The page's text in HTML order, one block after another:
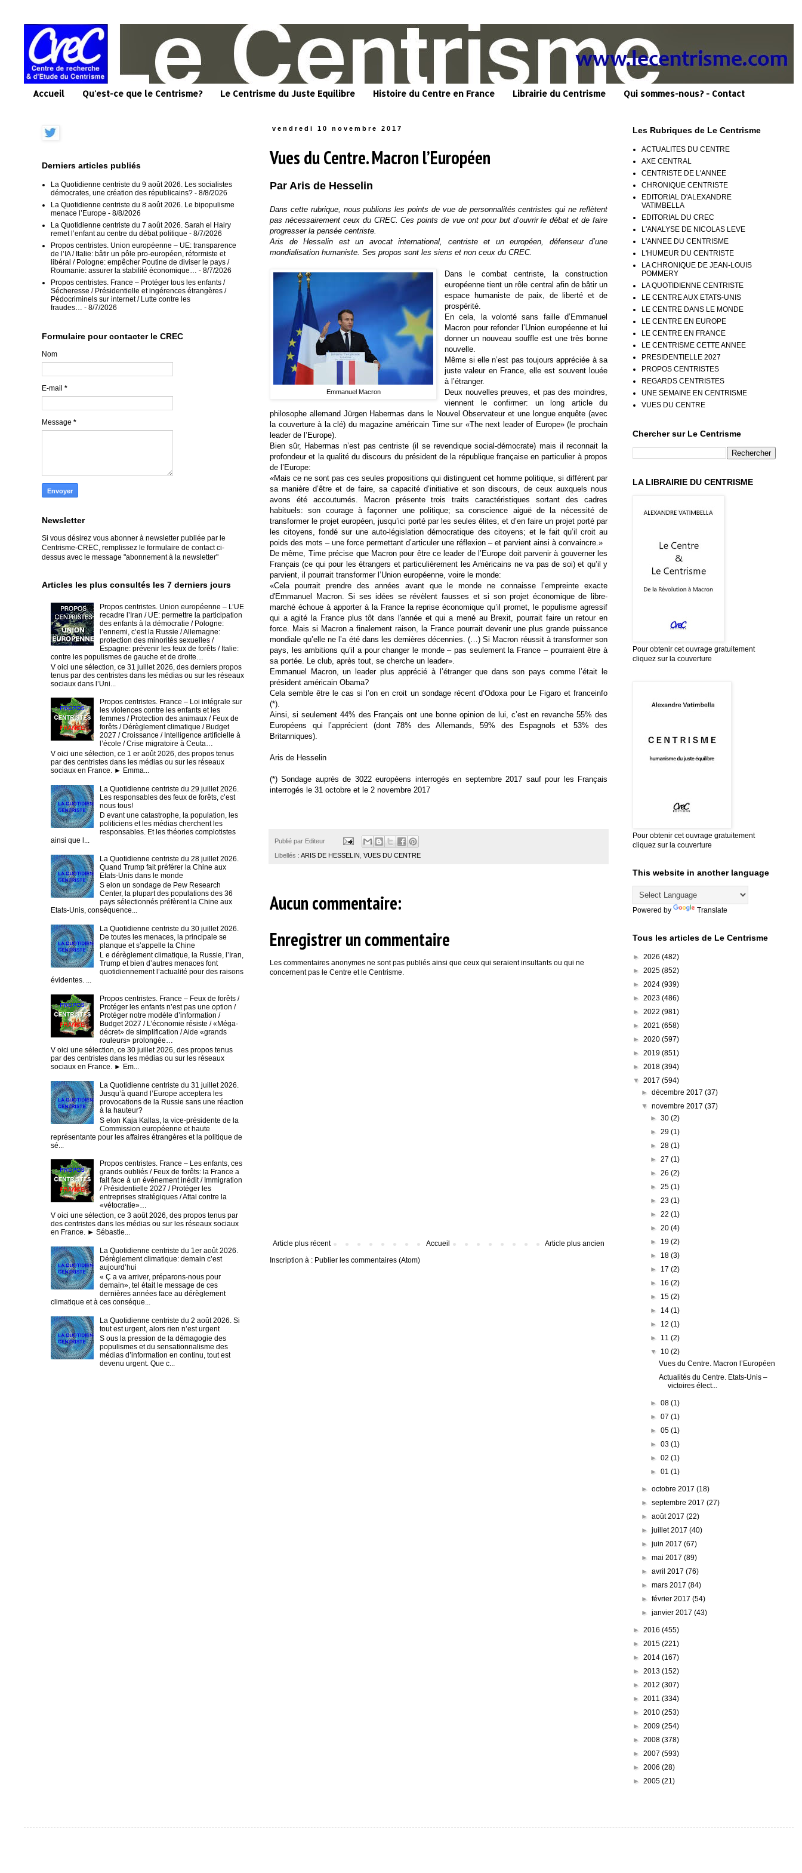
Accueil Qu'est-ce que le Centrisme? Le Centrisme du Juste Equilibre Histoire du Centre en France Librairie du Centrisme Qui sommes-nous? - Contact
vendredi 10 novembre 2017
Vues du Centre. Macron l’Européen
Par Aris de Hesselin
Dans cette rubrique, nous publions les points de vue de personnalités centristes qui ne reflètent
pas nécessairement ceux du CREC. Ces points de vue ont pour but d’ouvrir le débat et de faire
progresser la pensée centriste.
Aris de Hesselin est un avocat international, centriste et un européen, défenseur d’une
mondialisation humaniste. Ses propos sont les siens et non ceux du CREC.
Emmanuel Macron
Dans le combat centriste, la construction
européenne tient un rôle central afin de bâtir un
espace humaniste de paix, de liberté et de
prospérité.
En cela, la volonté sans faille d’Emmanuel
Macron pour refonder l’Union européenne et lui
donner un nouveau souffle est une très bonne
nouvelle.
Même si elle n’est pas toujours appréciée à sa
juste valeur en France, elle est souvent louée
à l’étranger.
Deux nouvelles preuves, et pas des moindres,
viennent le confirmer: un long article du
philosophe allemand Jürgen Habermas dans le Nouvel Observateur et une longue enquête (avec
la couverture à la clé) du magazine américain Time sur «The next leader of Europe» (le prochain
leader de l’Europe).
Bien sûr, Habermas n’est pas centriste (il se revendique social-démocrate) mais il reconnait la
profondeur et la qualité du discours du président de la république française en particulier à propos
de l’Europe:
«Mais ce ne sont pas ces seules propositions qui distinguent cet homme politique, si différent par
sa manière d’être et de faire, sa capacité d’initiative et son discours, de ceux auxquels nous
avons été accoutumés. Macron présente trois traits caractéristiques sortant des cadres
habituels: son courage à façonner une politique; sa conscience aiguë de la nécessité de
transformer le projet européen, jusqu’ici porté par les seules élites, et d’en faire un projet porté par
les citoyens, fondé sur une auto-législation démocratique des citoyens; et le fait qu’il croit au
poids des mots – une force permettant d’articuler une réflexion – et parvient ainsi à convaincre.»
De même, Time précise que Macron pour être ce leader de l’Europe doit parvenir à gouverner les
Français (ce qui pour les étrangers et particulièrement les Américains ne va pas de soi) et qu’il y
parvient, il pourrait transformer l’Union européenne, voire le monde:
«Cela pourrait prendre des années avant que le monde ne connaisse l’empreinte exacte
d'Emmanuel Macron. Si ses idées se révèlent fausses et si son projet économique de libre-
marché échoue à apporter à la France la reprise économique qu’il promet, le populisme agressif
qui a agité la France plus tôt dans l'année et qui a mené au Brexit, pourrait faire un retour en
force. Mais si Macron a finalement raison, la France pourrait devenir une plus grande puissance
mondiale qu’elle ne l’a été dans les dernières décennies. (…) Si Macron réussit à transformer son
pays, les ambitions qu’il a pour changer le monde – pas seulement la France – pourraient être à
sa portée. Le club, après tout, se cherche un leader».
Emmanuel Macron, un leader plus apprécié à l’étranger que dans son pays comme l’était le
président américain Obama?
Cela semble être le cas si l’on en croit un sondage récent d’Odoxa pour Le Figaro et franceinfo
(*).
Ainsi, si seulement 44% des Français ont une bonne opinion de lui, c’est en revanche 55% des
Européens qui l’apprécient (dont 78% des Allemands, 59% des Espagnols et 53% des
Britanniques).
Aris de Hesselin
(*) Sondage auprès de 3022 européens interrogés en septembre 2017 sauf pour les Français
interrogés le 31 octobre et le 2 novembre 2017
Publié par Editeur
Libellés : ARIS DE HESSELIN VUES DU CENTRE
Aucun commentaire:
Enregistrer un commentaire
Les commentaires anonymes ne sont pas publiés ainsi que ceux qui seraient insultants ou qui ne
concernent pas le Centre et le Centrisme.
Article plus récent Article plus ancien
Accueil
Inscription à : Publier les commentaires (Atom)
Derniers articles publiés
La Quotidienne centriste du 9 août 2026. Les socialistes
démocrates, une création des républicains? - 8/8/2026
La Quotidienne centriste du 8 août 2026. Le bipopulisme
menace l’Europe - 8/8/2026
La Quotidienne centriste du 7 août 2026. Sarah el Hairy
remet l’enfant au centre du débat politique - 8/7/2026
Propos centristes. Union européenne – UE: transparence
de l’IA / Italie: bâtir un pôle pro-européen, réformiste et
libéral / Pologne: empêcher Poutine de diviser le pays /
Roumanie: assurer la stabilité économique…
- 8/7/2026
Propos centristes. France – Protéger tous les enfants /
Sécheresse / Présidentielle et ingérences étrangères /
Pédocriminels sur internet / Lutte contre les
fraudes…
- 8/7/2026
Formulaire pour contacter le CREC
Nom
E-mail *
Message *
Newsletter
Si vous désirez vous abonner à newsletter publiée par le
Centrisme-CREC, remplissez le formulaire de contact ci-
dessus avec le message "abonnement à la newsletter"
Articles les plus consultés les 7 derniers jours
Propos centristes. Union européenne – L’UE
recadre l’Iran / UE: permettre la participation
des enfants à la démocratie / Pologne:
l’ennemi, c’est la Russie / Allemagne:
protection des minorités sexuelles /
Espagne: prévenir les feux de forêts / Italie:
contre les populismes de gauche et de droite…
V oici une sélection, ce 31 juillet 2026, des derniers propos
tenus par des centristes dans les médias ou sur les réseaux
sociaux dans l’Uni...
Propos centristes. France – Loi intégrale sur
les violences contre les enfants et les
femmes / Protection des animaux / Feux de
forêts / Dérèglement climatique / Budget
2027 / Croissance / Intelligence artificielle à
l’école / Crise migratoire à Ceuta…
V oici une sélection, ce 1 er août 2026, des propos tenus
par des centristes dans les médias ou sur les réseaux
sociaux en France. ► Emma...
La Quotidienne centriste du 29 juillet 2026.
Les responsables des feux de forêts, c’est
nous tous!
D evant une catastrophe, la population, les
politiciens et les médias cherchent les
responsables. Et les théories complotistes
ainsi que l...
La Quotidienne centriste du 28 juillet 2026.
Quand Trump fait préférer la Chine aux
Etats-Unis dans le monde
S elon un sondage de Pew Research
Center, la plupart des populations des 36
pays sélectionnés préfèrent la Chine aux
Etats-Unis, conséquence...
La Quotidienne centriste du 30 juillet 2026.
De toutes les menaces, la principale se
planque et s’appelle la Chine
L e dérèglement climatique, la Russie, l’Iran,
Trump et bien d’autres menaces font
quotidiennement l’actualité pour des raisons
évidentes. ...
Propos centristes. France – Feux de forêts /
Protéger les enfants n’est pas une option /
Protéger notre modèle d’information /
Budget 2027 / L’économie résiste / «Méga-
décret» de simplification / Aide «grands
rouleurs» prolongée…
V oici une sélection, ce 30 juillet 2026, des propos tenus
par des centristes dans les médias ou sur les réseaux
sociaux en France. ► Em...
La Quotidienne centriste du 31 juillet 2026.
Jusqu’à quand l’Europe acceptera les
provocations de la Russie sans une réaction
à la hauteur?
S elon Kaja Kallas, la vice-présidente de la
Commission européenne et haute
représentante pour les affaires étrangères et la politique de
sé...
Propos centristes. France – Les enfants, ces
grands oubliés / Feux de forêts: la France a
fait face à un événement inédit / Immigration
/ Présidentielle 2027 / Protéger les
entreprises stratégiques / Attal contre la
«vétocratie»…
V oici une sélection, ce 3 août 2026, des propos tenus par
des centristes dans les médias ou sur les réseaux sociaux
en France. ► Sébastie...
La Quotidienne centriste du 1er août 2026.
Dérèglement climatique: demain c’est
aujourd’hui
« Ç a va arriver, préparons-nous pour
demain», tel était le message de ces
dernières années face au dérèglement
climatique et à ces conséque...
La Quotidienne centriste du 2 août 2026. Si
tout est urgent, alors rien n’est urgent
S ous la pression de la démagogie des
populismes et du sensationnalisme des
médias d’information en continu, tout est
devenu urgent. Que c...
Les Rubriques de Le Centrisme
ACTUALITES DU CENTRE
AXE CENTRAL
CENTRISTE DE L'ANNEE
CHRONIQUE CENTRISTE
EDITORIAL D'ALEXANDRE
VATIMBELLA
EDITORIAL DU CREC
L'ANALYSE DE NICOLAS LEVE
L'ANNEE DU CENTRISME
L'HUMEUR DU CENTRISTE
LA CHRONIQUE DE JEAN-LOUIS
POMMERY
LA QUOTIDIENNE CENTRISTE
LE CENTRE AUX ETATS-UNIS
LE CENTRE DANS LE MONDE
LE CENTRE EN EUROPE
LE CENTRE EN FRANCE
LE CENTRISME CETTE ANNEE
PRESIDENTIELLE 2027
PROPOS CENTRISTES
REGARDS CENTRISTES
UNE SEMAINE EN CENTRISME
VUES DU CENTRE
Chercher sur Le Centrisme
LA LIBRAIRIE DU CENTRISME
Pour obtenir cet ouvrage gratuitement
cliquez sur la couverture
Pour obtenir cet ouvrage gratuitement
cliquez sur la couverture
This website in another language
Powered by Translate
Tous les articles de Le Centrisme
► 2026 (482)
► 2025 (852)
► 2024 (939)
► 2023 (486)
► 2022 (981)
► 2021 (658)
► 2020 (597)
► 2019 (851)
► 2018 (394)
▼ 2017 (594)
►décembre 2017(37)
▼novembre 2017(37)
► 30 (2)
► 29 (1)
► 28 (1)
► 27 (1)
► 26 (2)
► 25 (1)
► 23 (1)
► 22 (1)
► 20 (4)
► 19 (2)
► 18 (3)
► 17 (2)
► 16 (2)
► 15 (2)
► 14 (1)
► 12 (1)
► 11 (2)
▼ 10 (2)
Vues du Centre. Macron l’Européen
Actualités du Centre. Etats-Unis –
victoires élect...
► 08 (1)
► 07 (1)
► 05 (1)
► 03 (1)
► 02 (1)
► 01 (1)
►octobre 2017(18)
►septembre 2017(27)
►août 2017(22)
►juillet 2017(40)
►juin 2017(67)
►mai 2017(89)
►avril 2017(76)
►mars 2017(84)
►février 2017(54)
►janvier 2017(43)
► 2016 (455)
► 2015 (221)
► 2014 (167)
► 2013 (152)
► 2012 (307)
► 2011 (334)
► 2010 (253)
► 2009 (254)
► 2008 (378)
► 2007 (593)
► 2006 (28)
► 2005 (21)